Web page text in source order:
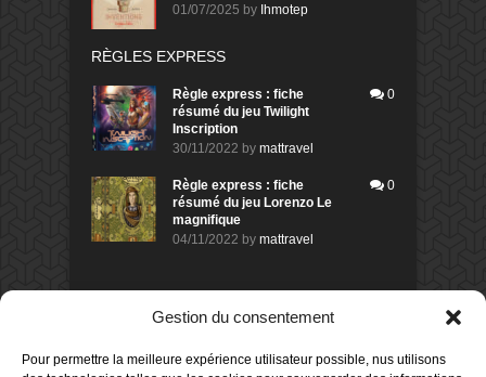
Gestion du consentement
Pour permettre la meilleure expérience utilisateur possible, nus utilisons
01/07/2025 by Ihmotep
RÈGLES EXPRESS
Règle express : fiche
résumé du jeu Twilight
Inscription
30/11/2022 by mattravel
0
Règle express : fiche
résumé du jeu Lorenzo Le
magnifique
04/11/2022 by mattravel
0
DERNIERS AVIS DES MEMBRES
Avis de morlockbob
Sur le jeu Collect!